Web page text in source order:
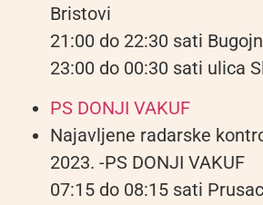
Bristovi
21:00 do 22:30 sati
23:00 do 00:30 sati ulica
PS DONJI VAKUF
Najavljene radarske
2023. -PS DONJI VAKUF
07:15 do 08:15 sati Prusac